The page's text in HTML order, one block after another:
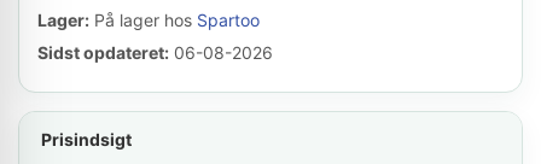
Lager: På lager hos Spartoo
Sidst opdateret: 06-08-2026
Prisindsigt